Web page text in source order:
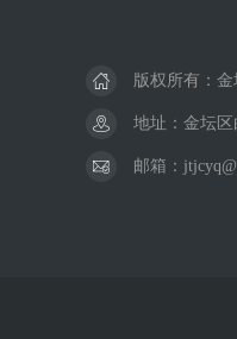
版权所有：
地址：金坛
邮箱：